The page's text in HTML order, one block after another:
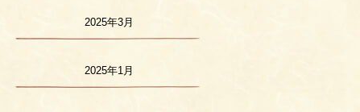
2025年3月
2025年1月